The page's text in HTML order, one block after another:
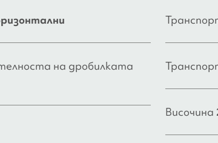
на дробилката
Височина